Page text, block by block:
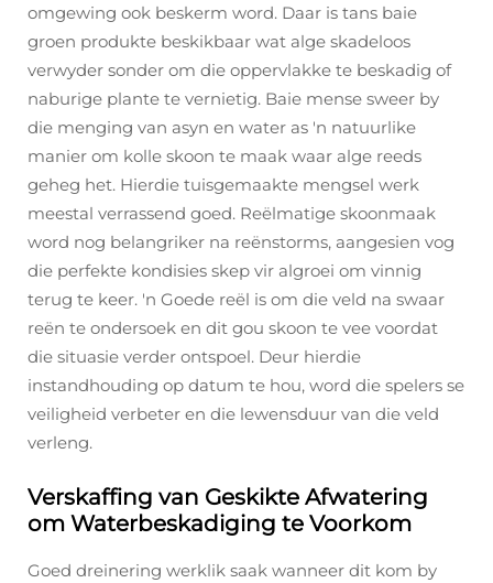
omgewing ook beskerm word. Daar is tans baie
groen produkte beskikbaar wat alge skadeloos
verwyder sonder om die oppervlakke te beskadig of
naburige plante te vernietig. Baie mense sweer by
die menging van asyn en water as 'n natuurlike
manier om kolle skoon te maak waar alge reeds
geheg het. Hierdie tuisgemaakte mengsel werk
meestal verrassend goed. Reëlmatige skoonmaak
word nog belangriker na reënstorms, aangesien vog
die perfekte kondisies skep vir algroei om vinnig
terug te keer. 'n Goede reël is om die veld na swaar
reën te ondersoek en dit gou skoon te vee voordat
die situasie verder ontspoel. Deur hierdie
instandhouding op datum te hou, word die spelers se
veiligheid verbeter en die lewensduur van die veld
verleng.
Verskaffing van Geskikte Afwatering
om Waterbeskadiging te Voorkom
Goed dreinering werklik saak wanneer dit kom by